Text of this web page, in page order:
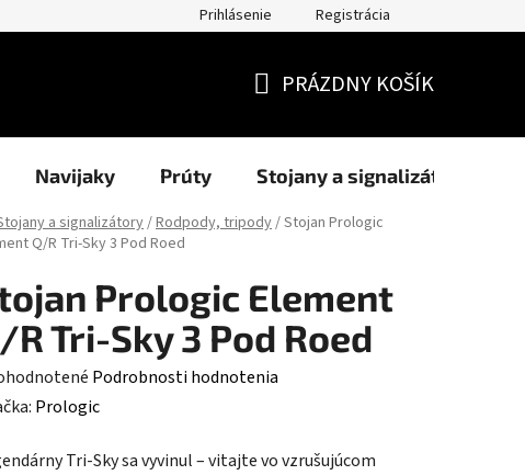
Formuláre NAŠI PARTNERI -
Prihlásenie Registrácia
KOŠÍK
PRÁZDNY KOŠÍK
Navijaky Prúty Stojany a signalizátory
a signalizátory/Rodpody, tripody/Stojan Prologic
Q/R Tri-Sky 3 Pod Roed
Prologic Element
R Tri-Sky 3 Pod Roed
Podrobnosti hodnotenia
Prologic
Tri-Sky sa vyvinul – vitajte vo vzrušujúcom